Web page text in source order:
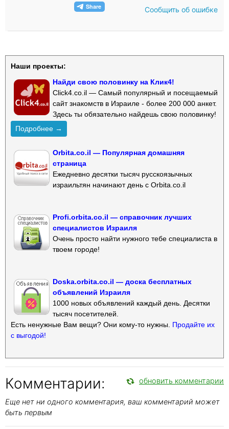
Сообщить об ошибке
Наши проекты:
Найди свою половинку на Клик4!
Click4.co.il — Самый популярный и посещаемый
сайт знакомств в Израиле - более 200 000 анкет.
Здесь ты обязательно найдешь свою половинку!
Подробнее →
Orbita.co.il — Популярная домашняя
страница
Ежедневно десятки тысяч русскоязычных
израильтян начинают день с Orbita.co.il
Profi.orbita.co.il — справочник лучших
специалистов Израиля
Очень просто найти нужного тебе специалиста в
твоем городе!
Doska.orbita.co.il — доска бесплатных
объявлений Израиля
1000 новых объявлений каждый день. Десятки
тысяч посетителей.
Есть ненужные Вам вещи? Они кому-то нужны. Продайте их
с выгодой!
Комментарии: обновить комментарии
Еще нет ни одного комментария, ваш комментарий может
быть первым